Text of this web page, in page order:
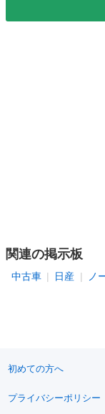
関連の掲示板
中古車 日産 ノ
初めての方へ
プライバシーポリシー